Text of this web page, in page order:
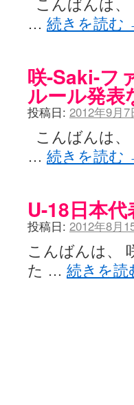
こんばんは、
… 続きを読む
咲-Saki-フ
ルール発表
投稿日: 2012年9月7
こんばんは
… 続きを読む
U-18日本
投稿日: 2012年8月
こんばんは、
た … 続きを読